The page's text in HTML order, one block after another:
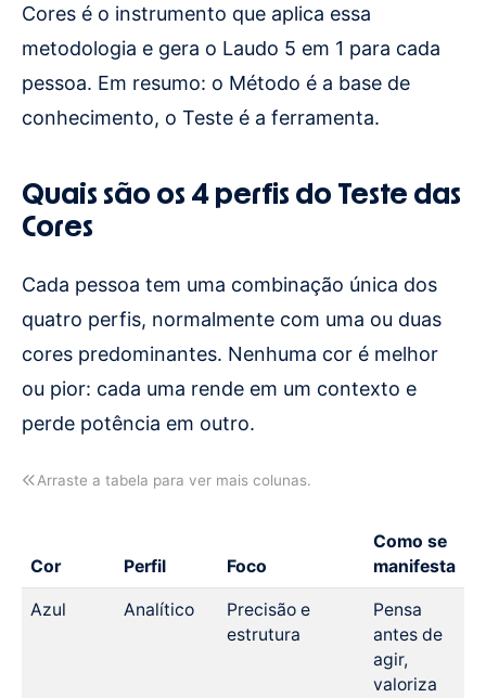
Cores é o instrumento que aplica essa
metodologia e gera o Laudo 5 em 1 para cada
pessoa. Em resumo: o Método é a base de
conhecimento, o Teste é a ferramenta.
Quais são os 4 perfis do Teste das
Cores
Cada pessoa tem uma combinação única dos
quatro perfis, normalmente com uma ou duas
cores predominantes. Nenhuma cor é melhor
ou pior: cada uma rende em um contexto e
perde potência em outro.
Arraste a tabela para ver mais colunas.
Cor Perfil Foco
Como se
manifesta
Azul Analítico
Precisão e
estrutura
Pensa
antes de
agir,
valoriza